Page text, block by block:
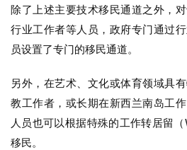
英
关
百
伦
百
除了上述主要技术移民通道之外，
行业工作者等人员，政府专门通过
员设置了专门的移民通道。
另外，在艺术、文化或体育领域具
教工作者，或长期在新西兰南岛工
人员也可以根据特殊的工作转居留
移民。